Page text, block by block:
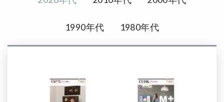
1990年代 1980年代